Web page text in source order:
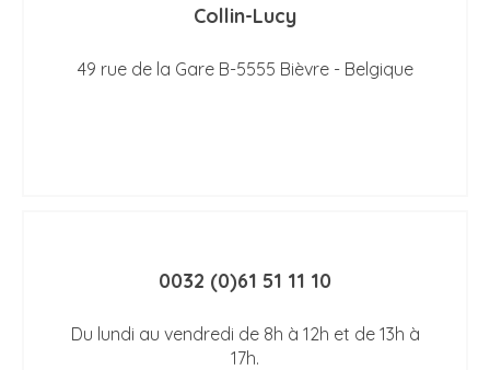
Collin-Lucy
49 rue de la Gare B-5555 Bièvre - Belgique
0032 (0)61 51 11 10
Du lundi au vendredi de 8h à 12h et de 13h à
17h.